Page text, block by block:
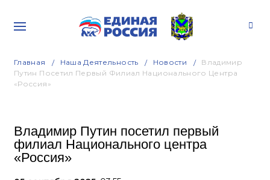
Главная Наша Деятельность Новости
Владимир
Путин Посетил Первый Филиал Национального Центра
«Россия»
Владимир Путин посетил первый
филиал Национального центра
«Россия»